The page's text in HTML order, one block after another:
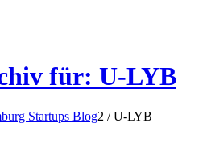
für: U-LYB
Startups Blog2 / U-LYB